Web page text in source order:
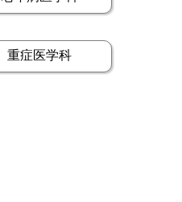
重症医学科